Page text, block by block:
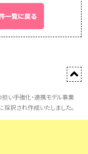
一覧に戻る
い手強化・連携モデル事業
採択され作成いたしました。